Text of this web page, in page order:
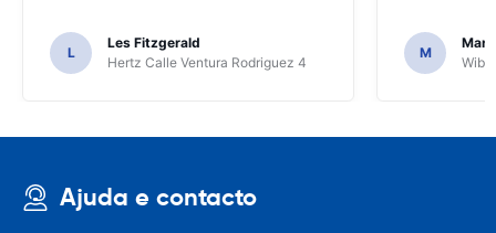
L
Les Fitzgerald
Hertz Calle Ventura Rodriguez 4
M
Ajuda e contacto